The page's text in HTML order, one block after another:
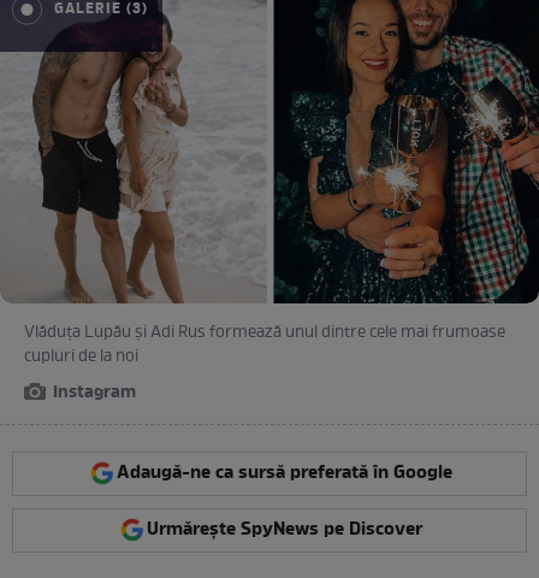
GALERIE (3)
Vlăduța Lupău și Adi Rus formează unul dintre cele mai frumoase
cupluri de la noi
Instagram
Adaugă-ne ca sursă preferată în Google
Urmărește SpyNews pe Discover